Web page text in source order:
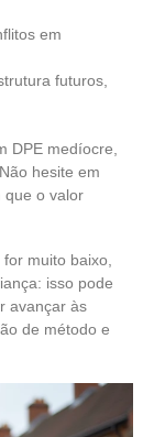
em
futuros,
DPE medíocre,
hesite em
que o valor
muito baixo,
isso pode
avançar às
de método e